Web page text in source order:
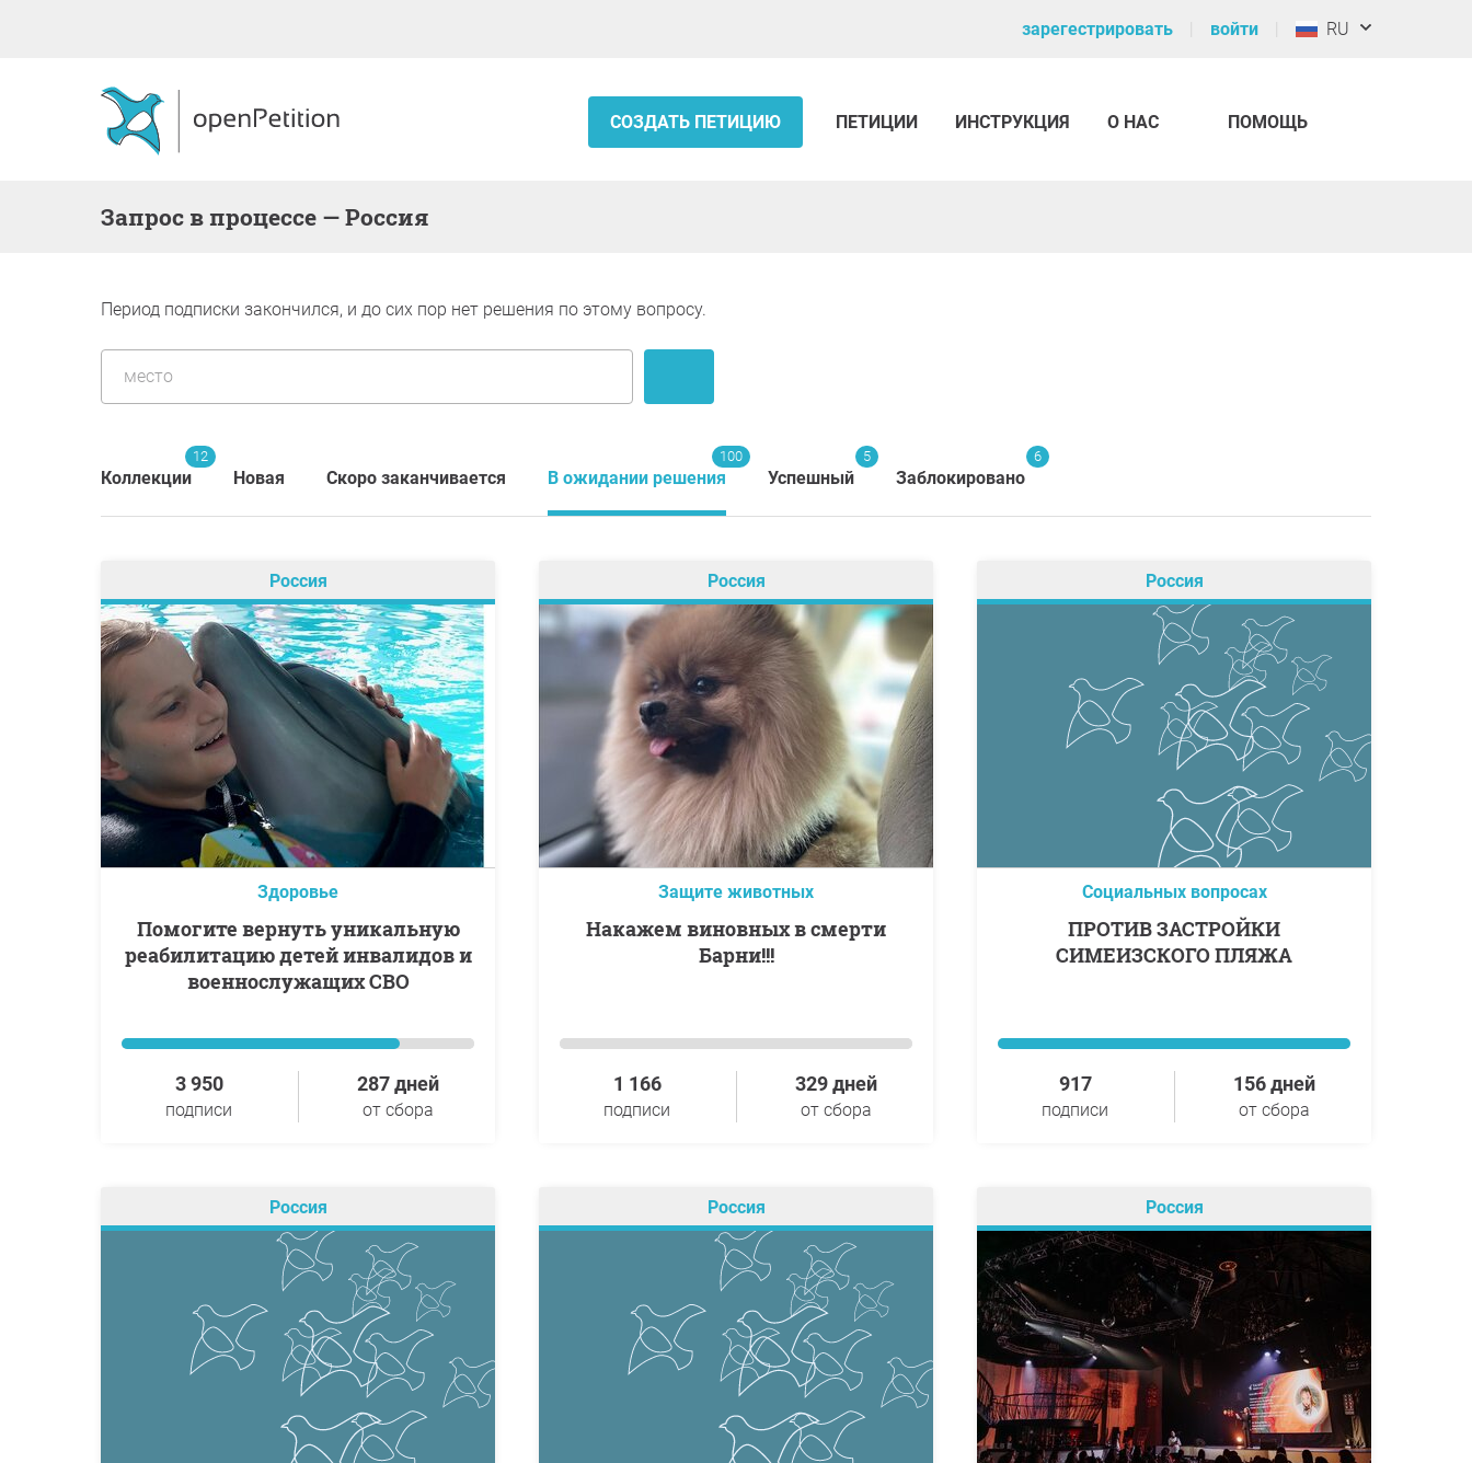
зарегестрировать войти RU
СОЗДАТЬ ПЕТИЦИЮ ПЕТИЦИИ ИНСТРУКЦИЯ О НАС ПОМОЩЬ
запрос в процессе — Россия
Период подписки закончился, и до сих пор нет решения по этому вопросу.
Коллекции
12
Новая Скоро заканчивается В ожидании решения
100
Успешный
5
Заблокировано
6
Россия
Здоровье
Помогите вернуть уникальную
реабилитацию детей инвалидов и
военнослужащих СВО
3 950
подписи
287 дней
от сбора
Россия
Защите животных
Накажем виновных в смерти
Барни!!!
1 166
подписи
329 дней
от сбора
Россия
Социальных вопросах
ПРОТИВ ЗАСТРОЙКИ
СИМЕИЗСКОГО ПЛЯЖА
917
подписи
156 дней
от сбора
Россия Россия Россия